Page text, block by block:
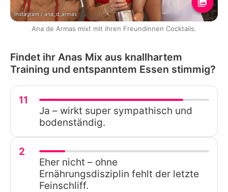
Instagram / ana_d_armas
Ana de Armas mixt mit ihren Freundinnen Cocktails.
Findet ihr Anas Mix aus knallhartem
Training und entspanntem Essen stimmig?
11
Ja – wirkt super sympathisch und
bodenständig.
2
Eher nicht – ohne
Ernährungsdisziplin fehlt der letzte
Feinschliff.